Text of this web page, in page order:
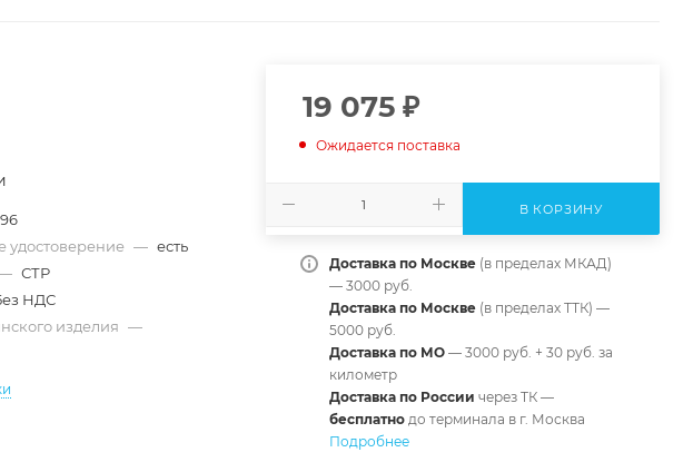
удостоверение — есть
СТР
НДС
изделия —
19 075₽
Ожидается поставка
В КОРЗИНУ
Доставка по Москве(в пределах МКАД)
— 3000 руб.
Доставка по Москве (в пределах ТТК) —
5000 руб.
Доставка по МО— 3000 руб. + 30 руб. за
километр
Доставка по России через ТК —
бесплатнодо терминала в г. Москва
Подробнее